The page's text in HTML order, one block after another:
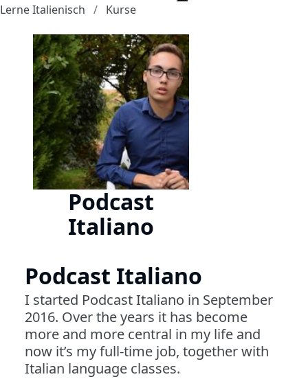
Lerne Italienisch Kurse
Podcast
Italiano
Podcast Italiano
I started Podcast Italiano in September
2016. Over the years it has become
more and more central in my life and
now it’s my full-time job, together with
Italian language classes.